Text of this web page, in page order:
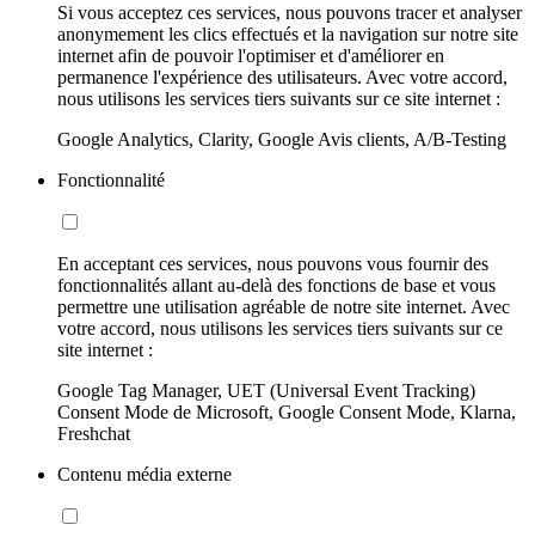
Si vous acceptez ces services, nous pouvons tracer et analyser
anonymement les clics effectués et la navigation sur notre site
internet afin de pouvoir l'optimiser et d'améliorer en
permanence l'expérience des utilisateurs. Avec votre accord,
nous utilisons les services tiers suivants sur ce site internet :
Google Analytics, Clarity, Google Avis clients, A/B-Testing
Fonctionnalité
En acceptant ces services, nous pouvons vous fournir des
fonctionnalités allant au-delà des fonctions de base et vous
permettre une utilisation agréable de notre site internet. Avec
votre accord, nous utilisons les services tiers suivants sur ce
site internet :
Google Tag Manager, UET (Universal Event Tracking)
Consent Mode de Microsoft, Google Consent Mode, Klarna,
Freshchat
Contenu média externe